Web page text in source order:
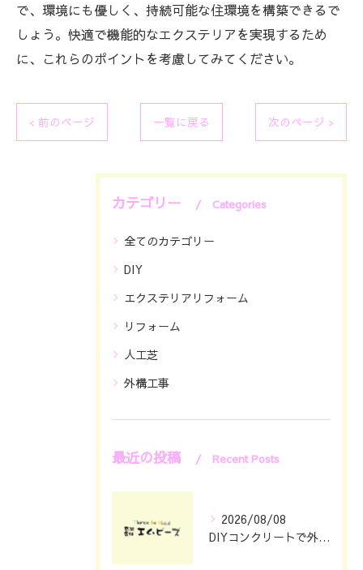
で、環境にも優しく、持続可能な住環境を構築できるで
しょう。快適で機能的なエクステリアを実現するため
に、これらのポイントを考慮してみてください。
< 前のページ 一覧に戻る 次のページ >
カテゴリー Categories
全てのカテゴリー
DIY
エクステリアリフォーム
リフォーム
人工芝
外構工事
最近の投稿 Recent Posts
2026/08/08
DIYコンクリートで外構をおしゃれに仕上げる具体的なポイント集